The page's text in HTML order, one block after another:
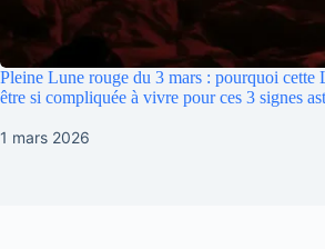
Pleine Lune rouge du 3 mars : pourquoi cette
être si compliquée à vivre pour ces 3 signes
1 mars 2026